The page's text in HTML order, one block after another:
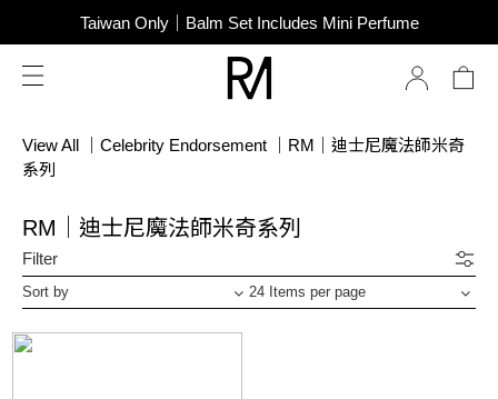
SUPER JUNIOR-D&E New Endorsement
Taiwan Only｜Balm Set Includes Mini Perfume
SUPER JUNIOR-D&E New Endorsement
View All Celebrity Endorsement
RM｜迪士尼魔法師米奇
系列
RM｜迪士尼魔法師米奇系列
Filter
Sort by 24 Items per page